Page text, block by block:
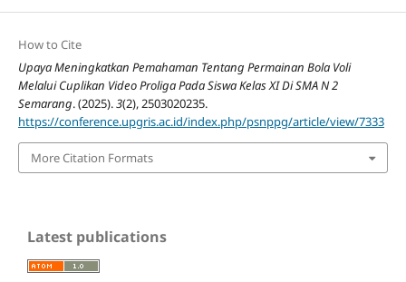
How to Cite
Upaya Meningkatkan Pemahaman Tentang Permainan Bola Voli
Melalui Cuplikan Video Proliga Pada Siswa Kelas XI Di SMA N 2
Semarang. (2025).3(2), 2503020235.
https://conference.upgris.ac.id/index.php/psnppg/article/view/7333
More Citation Formats
Latest publications